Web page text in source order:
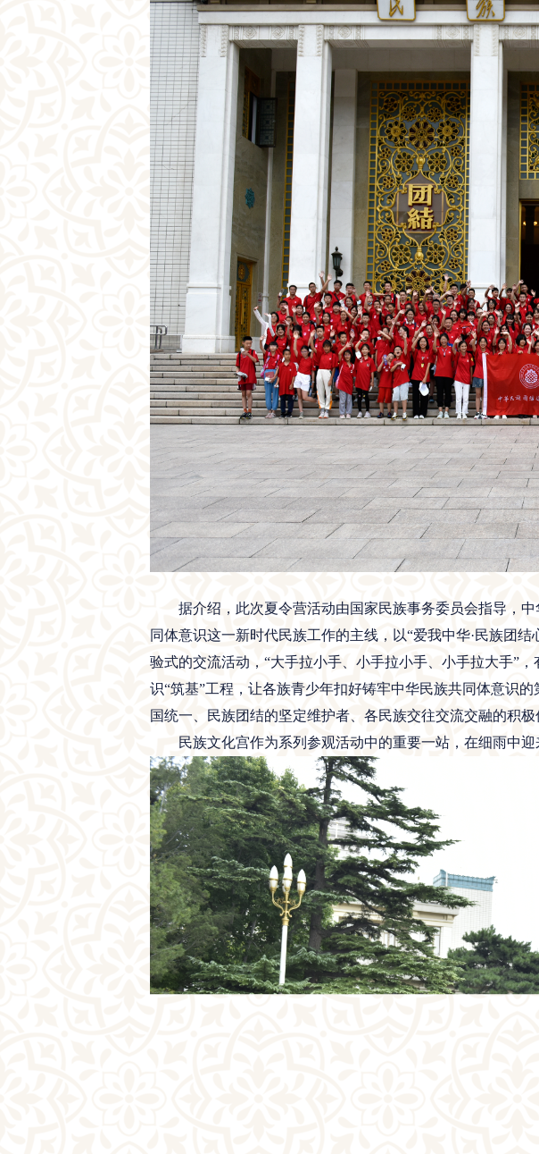
据介绍，此次夏令营活动由国家民族事务委员会指导，中
同体意识这一新时代民族工作的主线，以“爱我中华·民族团
验式的交流活动，“大手拉小手、小手拉小手、小手拉大手”
识“筑基”工程，让各族青少年扣好铸牢中华民族共同体意识
国统一、民族团结的坚定维护者、各民族交往交流交融的积
民族文化宫作为系列参观活动中的重要一站，在细雨中迎